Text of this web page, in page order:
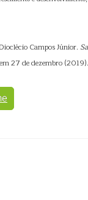
Campos Júnior.
27 de dezembro (2019).